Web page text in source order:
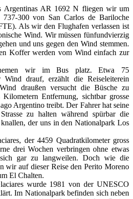
Argentinas AR 1692 N fliegen wir um
300 von San Carlos de Bariloche
Als wir den Flughafen verlassen ist
Wind. Wir müssen fünfundvierzig
und uns gegen den Wind stemmen.
Koffer werden vom Wind einfach zur
wir im Bus platz. Etwa 75
Wind drauf, erzählt die Reiseleiterein
draußen versucht die Büsche zu
Entfernung, sichtbar grosse
Argentino treibt. Der Fahrer hat seine
zu halten während spürbar die
der uns in den Nationalpark Los
der 4459 Quadratkilometer gross
drei Wochen verbringen ohne etwas
gar zu langweilen. Doch wie die
wir auf dieser Reise den Perito Moreno
El Chalten.
wurde 1981 von der UNESCO
Im Nationalpark befinden sich neben